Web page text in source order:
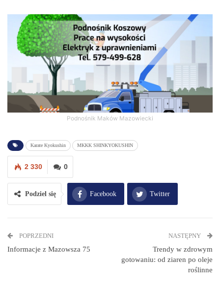
Podnośnik Maków Mazowiecki
Karate Kyokushin MKKK SHINKYOKUSHIN
0
2 330
Podziel się Facebook Twitter
POPRZEDNI
Informacje z Mazowsza 75
NASTĘPNY
Trendy w zdrowym
gotowaniu: od ziaren po oleje
roślinne